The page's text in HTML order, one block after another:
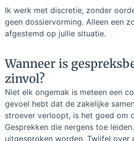
Ik werk met discretie, zonder
geen dossiervorming. Alleen een
afgestemd op jullie situatie.
Wanneer is
zinvol?
Niet elk ongemak is meteen een
gevoel hebt dat de zakelijke
stroever verloopt, is het goed om
Gesprekken die nergens toe
uitgesproken worden. Twijfel over